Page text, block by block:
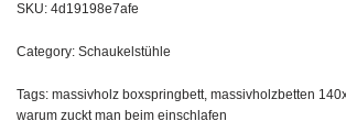
SKU: 4d19198e7afe
Category: Schaukelstühle
Tags: massivholz boxspringbett, massivholzbetten
warum zuckt man beim einschlafen